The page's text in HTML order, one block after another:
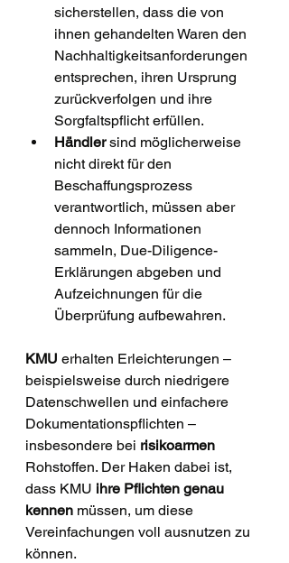
sicherstellen, dass die von
ihnen gehandelten Waren den
Nachhaltigkeitsanforderungen
entsprechen, ihren Ursprung
zurückverfolgen und ihre
Sorgfaltspflicht erfüllen.
Händler sind möglicherweise
nicht direkt für den
Beschaffungsprozess
verantwortlich, müssen aber
dennoch Informationen
sammeln, Due-Diligence-
Erklärungen abgeben und
Aufzeichnungen für die
Überprüfung aufbewahren.
KMU erhalten Erleichterungen –
beispielsweise durch niedrigere
Datenschwellen und einfachere
Dokumentationspflichten –
insbesondere bei risikoarmen
Rohstoffen. Der Haken dabei ist,
dass KMU ihre Pflichten genau
kennen müssen, um diese
Vereinfachungen voll ausnutzen zu
können.